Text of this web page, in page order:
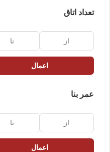
تعداد اتاق
اعمال
عمر بنا
اعمال